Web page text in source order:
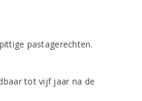
pastagerechten.
tot vijf jaar na de